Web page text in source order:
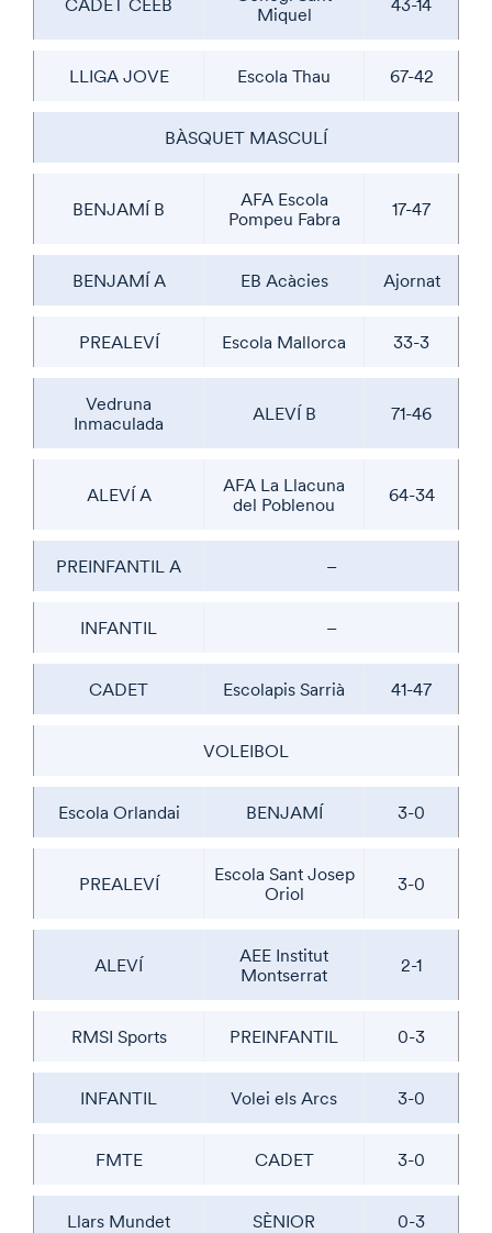
CADET CEEB
Miquel
43-14
LLIGA JOVE Escola Thau 67-42
BÀSQUET MASCULÍ
BENJAMÍ B
AFA Escola
Pompeu Fabra
17-47
BENJAMÍ A EB Acàcies Ajornat
PREALEVÍ Escola Mallorca 33-3
Vedruna
Inmaculada
ALEVÍ B 71-46
ALEVÍ A
AFA La Llacuna
del Poblenou
64-34
PREINFANTIL A –
INFANTIL –
CADET Escolapis Sarrià 41-47
VOLEIBOL
Escola Orlandai BENJAMÍ 3-0
PREALEVÍ
Escola Sant Josep
Oriol
3-0
ALEVÍ
AEE Institut
Montserrat
2-1
RMSI Sports PREINFANTIL 0-3
INFANTIL Volei els Arcs 3-0
FMTE CADET 3-0
Llars Mundet SÈNIOR 0-3